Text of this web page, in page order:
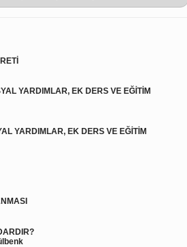
YARDIMLAR, EK DERS VE EĞİTİM
YARDIMLAR, EK DERS VE EĞİTİM